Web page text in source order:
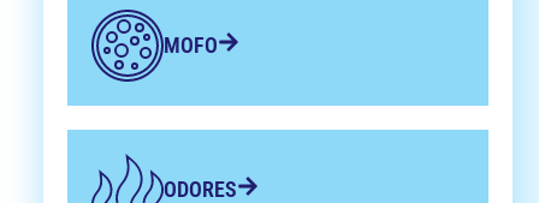
MOFO
ODORES